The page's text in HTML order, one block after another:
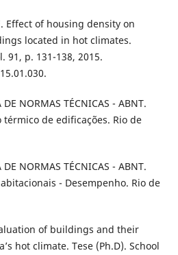
Effect of housing density on
located in hot climates.
91, p. 131-138, 2015.
DE NORMAS TÉCNICAS - ABNT.
térmico de edificações. Rio de
DE NORMAS TÉCNICAS - ABNT.
- Desempenho. Rio de
of buildings and their
hot climate. Tese (Ph.D). School